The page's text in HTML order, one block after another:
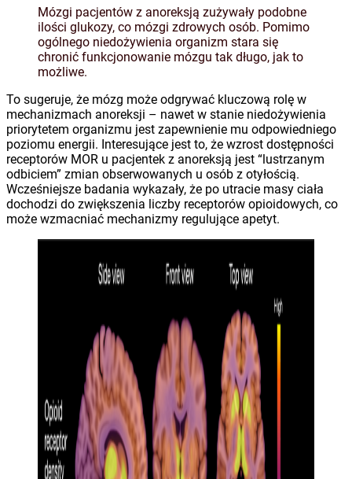
Mózgi pacjentów z anoreksją zużywały podobne
ilości glukozy, co mózgi zdrowych osób. Pomimo
ogólnego niedożywienia organizm stara się
chronić funkcjonowanie mózgu tak długo, jak to
możliwe.
To sugeruje, że mózg może odgrywać kluczową rolę w
mechanizmach anoreksji – nawet w stanie niedożywienia
priorytetem organizmu jest zapewnienie mu odpowiedniego
poziomu energii. Interesujące jest to, że wzrost dostępności
receptorów MOR u pacjentek z anoreksją jest “lustrzanym
odbiciem” zmian obserwowanych u osób z otyłością.
Wcześniejsze badania wykazały, że po utracie masy ciała
dochodzi do zwiększenia liczby receptorów opioidowych, co
może wzmacniać mechanizmy regulujące apetyt.